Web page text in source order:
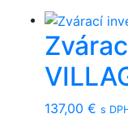
137,00 € s